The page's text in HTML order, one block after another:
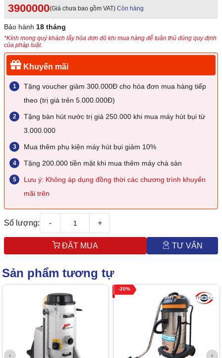
3900000(Giá chưa bao gồm VAT) Còn hàng
Bảo hành 18 tháng
*Kính mong quý khách lấy hóa đơn đỏ khi mua hàng để tuân thủ đúng quy định
của pháp luật.
Khuyến mãi
Tặng voucher giảm 300.000Đ cho hóa đơn mua hàng tiếp
theo (trị giá trên 5.000.000Đ)
Tặng bàn hút nước trị giá 250.000 khi mua máy hút bụi từ
3.000.000
Mua thêm phụ kiện máy hút bụi giảm 10%
Tặng 200.000 tiền mặt khi mua thêm máy chà sàn
Lưu ý: Không áp dụng đồng thời các chương trình khuyến
mãi trên
Số lượng: - +
ĐẶT MUA TƯ VẤN
Sản phẩm tương tự
20